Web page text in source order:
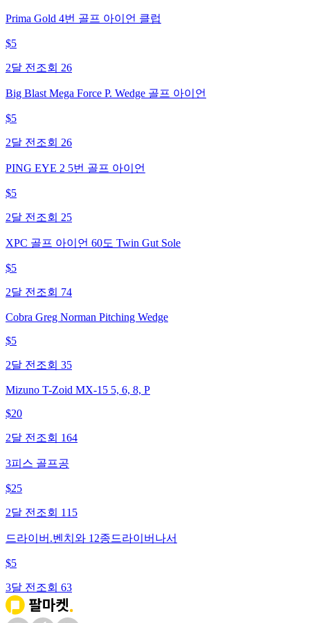
Prima Gold 4번 골프 아이언 클럽
$5
2달 전 조회 26
Big Blast Mega Force P. Wedge 골프 아이언
$5
2달 전 조회 26
PING EYE 2 5번 골프 아이언
$5
2달 전 조회 25
XPC 골프 아이언 60도 Twin Gut Sole
$5
2달 전 조회 74
Cobra Greg Norman Pitching Wedge
$5
2달 전 조회 35
Mizuno T-Zoid MX-15 5, 6, 8, P
$20
2달 전 조회 164
3피스 골프공
$25
2달 전 조회 115
드라이버.벤치와 12종드라이버나서
$5
3달 전 조회 63